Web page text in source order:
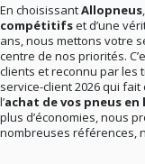
En choisissantAllopneus
compétitifset d’une
ans, nous mettons votre
centre de nos priorités.
clients et reconnu par les
service-client 2026 qui fait
l’achat de vos pneus en
plus d’économies, nous
nombreuses références,